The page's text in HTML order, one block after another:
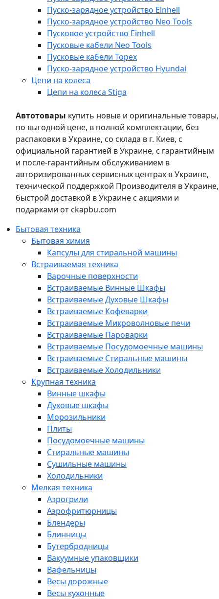
Пуско-зарядное устройство Einhell
Пуско-зарядное устройство Neo Tools
Пусковое устройство Einhell
Пусковые кабели Neo Tools
Пусковые кабели Topex
Пуско-зарядное устройство Hyundai
Цепи на колеса
Цепи на колеса Stiga
Автотовары купить новые и оригинальные товары,
по выгодной цене, в полной комплектации, без
распаковки в Украине, со склада в г. Киев, с
официальной гарантией в Украине, с гарантийным
и после-гарантийным обслуживанием в
авторизированных сервисных центрах в Украине,
технической поддержкой Производителя в Украине,
быстрой доставкой в Украине с акциями и
подарками от ckapbu.com
Бытовая техника
Бытовая химия
Капсулы для стиральной машины
Встраиваемая техника
Варочные поверхности
Встраиваемые Винные Шкафы
Встраиваемые Духовые Шкафы
Встраиваемые Кофеварки
Встраиваемые Микроволновые печи
Встраиваемые Пароварки
Встраиваемые Посудомоечные машины
Встраиваемые Стиральные машины
Встраиваемые Холодильники
Крупная техника
Винные шкафы
Духовые шкафы
Морозильники
Плиты
Посудомоечные машины
Стиральные машины
Сушильные машины
Холодильники
Мелкая техника
Аэрогрили
Аэрофритюрницы
Блендеры
Блинницы
Бутербродницы
Вакуумные упаковщики
Вафельницы
Весы дорожные
Весы кухонные